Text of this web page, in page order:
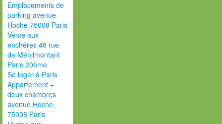
Emplacements de
parking avenue
Hoche 75008 Paris
Vente aux
enchères 48 rue
de Ménilmontant
Paris 20ème
Se loger à Paris
Appartement +
deux chambres
avenue Hoche
75008 Paris